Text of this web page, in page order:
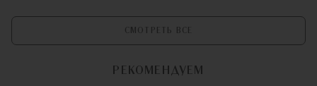
СМОТРЕТЬ ВСЕ
РЕКОМЕНДУЕМ